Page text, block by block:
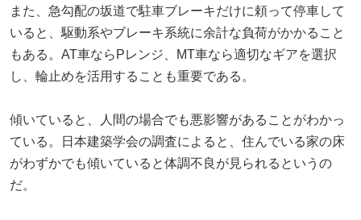
また、急勾配の坂道で駐車ブレーキだけに頼って停車して
いると、駆動系やブレーキ系統に余計な負荷がかかること
もある。AT車ならPレンジ、MT車なら適切なギアを選択
し、輪止めを活用することも重要である。
傾いていると、人間の場合でも悪影響があることがわかっ
ている。日本建築学会の調査によると、住んでいる家の床
がわずかでも傾いていると体調不良が見られるというの
だ。